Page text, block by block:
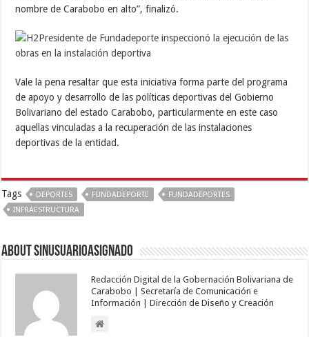
nombre de Carabobo en alto”, finalizó.
Vale la pena resaltar que esta iniciativa forma parte del programa
de apoyo y desarrollo de las políticas deportivas del Gobierno
Bolivariano del estado Carabobo, particularmente en este caso
aquellas vinculadas a la recuperación de las instalaciones
deportivas de la entidad.
Tags DEPORTES FUNDADEPORTE
FUNDADEPORTES
INFRAESTRUCTURA
About sinusuarioasignado
Redacción Digital de la Gobernación Bolivariana de
Carabobo | Secretaría de Comunicación e
Información | Dirección de Diseño y Creación